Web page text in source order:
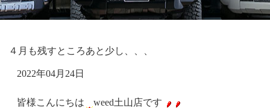
４月も残すところあと少し、、、
2022年04月24日
皆様こんにちは weed土山店です